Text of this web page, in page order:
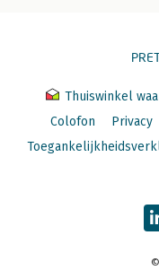
Thuiswinkel
Colofon
Privacy